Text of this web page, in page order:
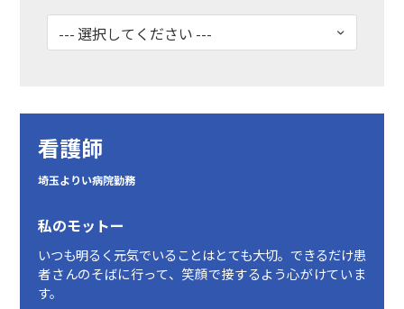
看護師
埼玉よりい病院勤務
私のモットー
いつも明るく元気でいることはとても大切。できるだけ患
者さんのそばに行って、笑顔で接するよう心がけていま
す。